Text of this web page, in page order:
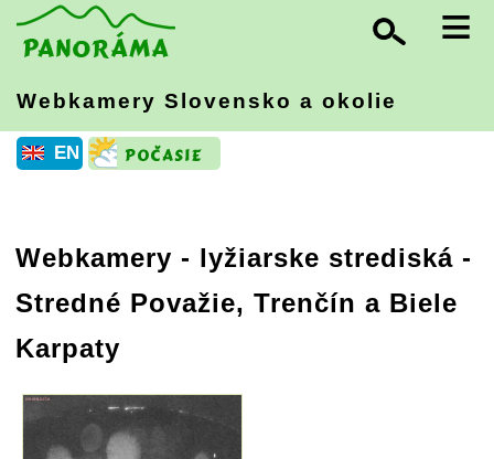
≡
Webkamery Slovensko a okolie
EN
Webkamery - lyžiarske strediská -
Stredné Považie, Trenčín a Biele
Karpaty